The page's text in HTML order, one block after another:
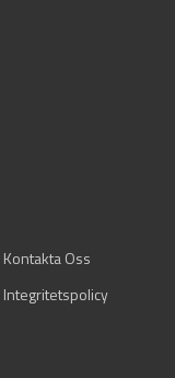
Kontakta Oss
Integritetspolicy